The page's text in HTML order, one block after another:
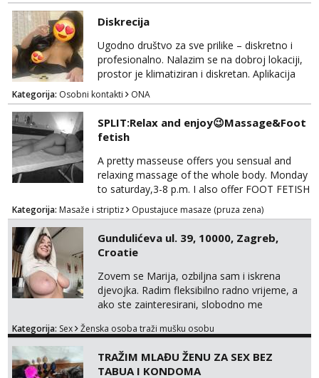
Diskrecija
Ugodno društvo za sve prilike – diskretno i
profesionalno. Nalazim se na dobroj lokaciji,
prostor je klimatiziran i diskretan. Aplikacija
what sapp 0957660399.
Kategorija: Osobni kontakti ONA
SPLIT:Relax and enjoy😉Massage&Foot
fetish
A pretty masseuse offers you sensual and
relaxing massage of the whole body. Monday
to saturday,3-8 p.m. I also offer FOOT FETISH
for lovers of beautiful feets👣👠👡👢 Calls
only,no messages! *NO SEX *PRIORITY IS
GIVEN TO REGULAR CLIENTS
Kategorija: Masaže i striptiz Opustajuce masaze (pruza zena)
Gundulićeva ul. 39, 10000, Zagreb,
Croatie
Zovem se Marija, ozbiljna sam i iskrena
djevojka. Radim fleksibilno radno vrijeme, a
ako ste zainteresirani, slobodno me
broj☎️:+385 92 451 2472
Kategorija: Sex Ženska osoba traži mušku osobu
TRAŽIM MLAĐU ŽENU ZA SEX BEZ
TABUA I KONDOMA